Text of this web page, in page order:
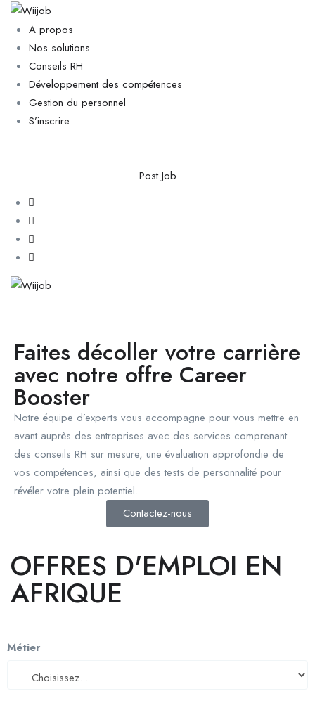
A propos
Nos solutions
Conseils RH
Développement des compétences
Gestion du personnel
S’inscrire
Post Job
Faites décoller votre carrière
avec notre offre Career
Booster
Notre équipe d’experts vous accompagne pour vous mettre en
avant auprès des entreprises avec des services comprenant
des conseils RH sur mesure, une évaluation approfondie de
vos compétences, ainsi que des tests de personnalité pour
révéler votre plein potentiel.
Contactez-nous
OFFRES D'EMPLOI EN
AFRIQUE
Métier